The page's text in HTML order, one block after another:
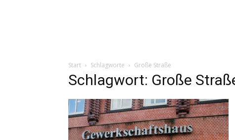
Start Schlagworte Große Straße
Schlagwort: Große